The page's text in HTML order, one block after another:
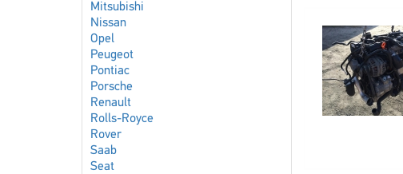
Mitsubishi
Nissan
Opel
Peugeot
Pontiac
Porsche
Renault
Rolls-Royce
Rover
Saab
Seat